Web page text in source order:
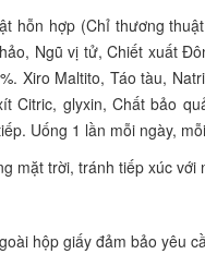
hỗn hợp (Chỉ thương
Ngũ vị tử, Chiết xuất
Xiro Maltito, Táo tàu,
Citric, glyxin, Chất bảo
Uống 1 lần mỗi ngày,
mặt trời, tránh tiếp xúc với
hộp giấy đảm bảo yêu